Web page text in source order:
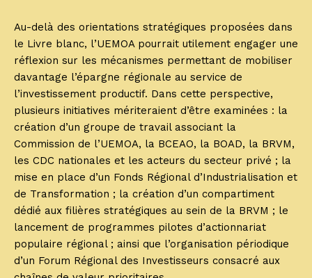
Au-delà des orientations stratégiques proposées dans
le Livre blanc, l’UEMOA pourrait utilement engager une
réflexion sur les mécanismes permettant de mobiliser
davantage l’épargne régionale au service de
l’investissement productif. Dans cette perspective,
plusieurs initiatives mériteraient d’être examinées : la
création d’un groupe de travail associant la
Commission de l’UEMOA, la BCEAO, la BOAD, la BRVM,
les CDC nationales et les acteurs du secteur privé ; la
mise en place d’un Fonds Régional d’Industrialisation et
de Transformation ; la création d’un compartiment
dédié aux filières stratégiques au sein de la BRVM ; le
lancement de programmes pilotes d’actionnariat
populaire régional ; ainsi que l’organisation périodique
d’un Forum Régional des Investisseurs consacré aux